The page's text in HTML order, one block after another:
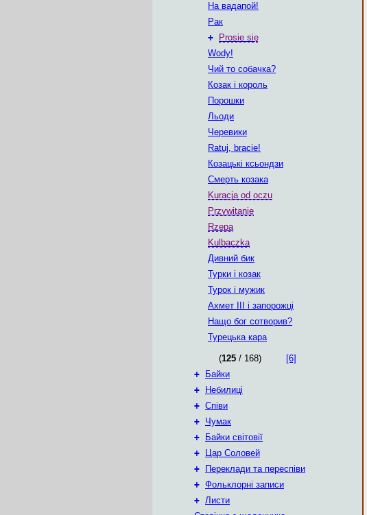
На вадапой!
Рак
+
Prosie się
Wody!
Чий то собачка?
Козак і король
Порошки
Льоди
Черевики
Ratuj, bracie!
Козацькі ксьондзи
Смерть козака
Kuracja od oczu
Przywitanie
Rzepa
Kulbaczka
Дивний бик
Турки i козак
Турок i мужик
Ахмет III і запорожці
Нащо бог сотворив?
Турецька кара
(125 / 168)
[6]
+
Байки
+
Небилиці
+ Співи
+ Чумак
+
Байки світовії
+
Цар Соловей
+
Переклади та переспіви
+ Фольклорні записи
+ Листи